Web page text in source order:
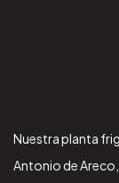
Nuestra planta
Antonio de